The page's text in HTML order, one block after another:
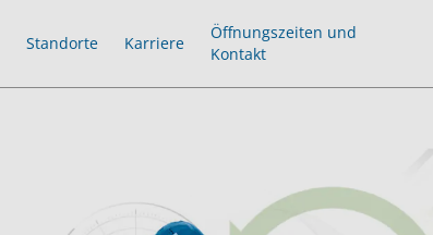
Standorte Karriere
Öffnungszeiten und
Kontakt